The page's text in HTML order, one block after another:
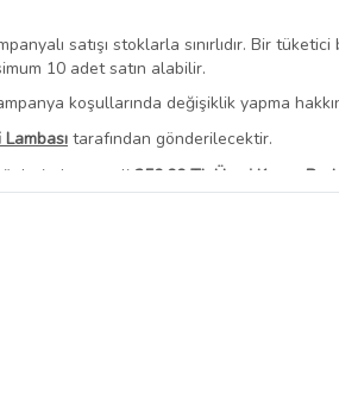
satışı stoklarla sınırlıdır. Bir
10 adet satın alabilir.
koşullarında değişiklik yapma
tarafından gönderilecektir.
geçerli 350,00 TL Üzeri Kargo